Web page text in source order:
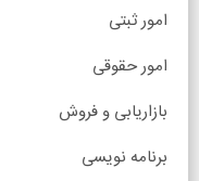
امور ثبتی
امور حقوقی
بازاریابی و فروش
برنامه نویسی